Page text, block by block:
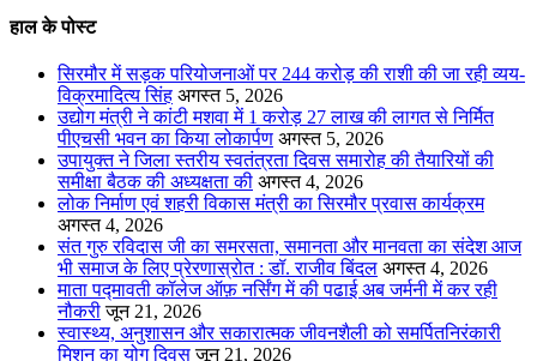
हाल के पोस्ट
सिरमौर में सड़क परियोजनाओं पर 244 करोड़ की राशी की जा रही व्यय-
विक्रमादित्य सिंह अगस्त 5, 2026
उद्योग मंत्री ने कांटी मशवा में 1 करोड़ 27 लाख की लागत से निर्मित
पीएचसी भवन का किया लोकार्पण अगस्त 5, 2026
उपायुक्त ने जिला स्तरीय स्वतंत्रता दिवस समारोह की तैयारियों की
समीक्षा बैठक की अध्यक्षता की अगस्त 4, 2026
लोक निर्माण एवं शहरी विकास मंत्री का सिरमौर प्रवास कार्यक्रम
अगस्त 4, 2026
संत गुरु रविदास जी का समरसता, समानता और मानवता का संदेश आज
भी समाज के लिए प्रेरणास्रोत : डॉ. राजीव बिंदल अगस्त 4, 2026
माता पद्मावती कॉलेज ऑफ़ नर्सिंग में की पढाई अब जर्मनी में कर रही
नौकरी जून 21, 2026
स्वास्थ्य, अनुशासन और सकारात्मक जीवनशैली को समर्पितनिरंकारी
मिशन का योग दिवस जून 21, 2026